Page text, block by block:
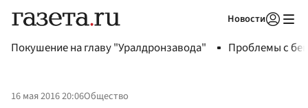
Новости
Покушение на главу "Уралдронзавода" Проблемы с
16 мая 2016 20:06Общество